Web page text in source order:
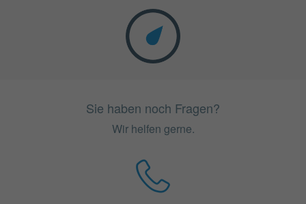
Sie haben noch Fragen?
Wir helfen gerne.